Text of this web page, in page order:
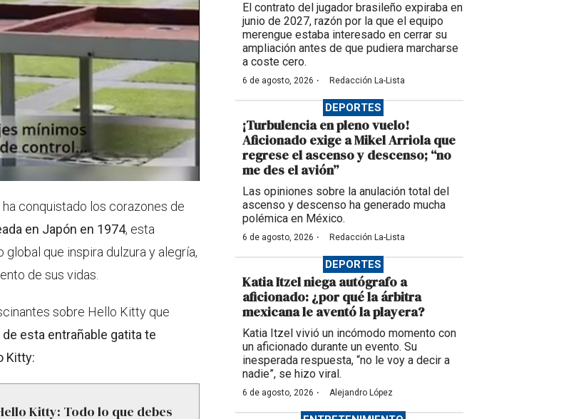
ha conquistado los corazones de
en Japón en 1974, esta
que inspira dulzura y alegría,
de sus vidas.
sobre Hello Kitty que
esta entrañable gatita te
Kitty:
Kitty: Todo lo que debes
El contrato del jugador brasileño expiraba en
junio de 2027, razón por la que el equipo
merengue estaba interesado en cerrar su
ampliación antes de que pudiera marcharse
a coste cero.
6 de agosto, 2026 · Redacción La-Lista
DEPORTES
¡Turbulencia en pleno vuelo!
Aficionado exige a Mikel Arriola que
regrese el ascenso y descenso; “no
me des el avión”
Las opiniones sobre la anulación total del
ascenso y descenso ha generado mucha
polémica en México.
6 de agosto, 2026 · Redacción La-Lista
DEPORTES
Katia Itzel niega autógrafo a
aficionado: ¿por qué la árbitra
mexicana le aventó la playera?
Katia Itzel vivió un incómodo momento con
un aficionado durante un evento. Su
inesperada respuesta, “no le voy a decir a
nadie”, se hizo viral.
6 de agosto, 2026 · Alejandro López